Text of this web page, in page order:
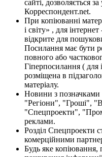
сайті, дозволяється
Корреспондент.net.
При копіюванні
і світу» , для
відкрите для
Посилання має бути
повного або
Гіперпосилання ( для
розміщена в
матеріалу.
Новини з
"Регіони", "Гроші",
"Спецпроекти",
реклами.
Розділ Спецпроекти
комерційними
Будь яке копіювання,